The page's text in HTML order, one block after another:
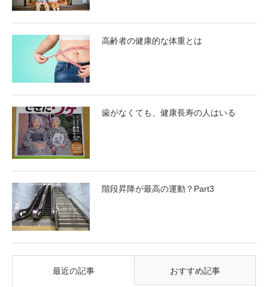
高齢者の健康的な体重とは
歯がなくても、健康長寿の人はいる
階段昇降が最高の運動？Part3
最近の記事 おすすめ記事